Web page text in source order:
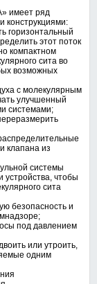
имеет ряд
конструкциями:
горизонтальный
этот поток
компактном
сита во
возможных
с молекулярным
улучшенный
системами;
клапана из
системы
устройства, чтобы
сита
безопасность и
под давлением
или утроить,
одним